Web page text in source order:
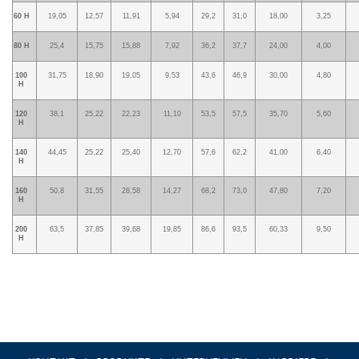
60 H 19,05 12,57 11,91 5,94 29,2 31,0 18,00 3,25
80 H 25,4 15,75 15,88 7,92 36,2 37,7 24,00 4,00
100
H
31,75 18,90 19,05 9,53 43,6 46,9 30,00 4,80
120
H
38,1 25,22 22,23 11,10 53,5 57,5 35,70 5,60
140
H
44,45 25,22 25,40 12,70 57,6 62,2 41,00 6,40
160
H
50,8 31,55 28,58 14,27 68,2 73,0 47,80 7,20
200
H
63,5 37,85 39,68 19,85 86,6 93,5 60,33 9,50